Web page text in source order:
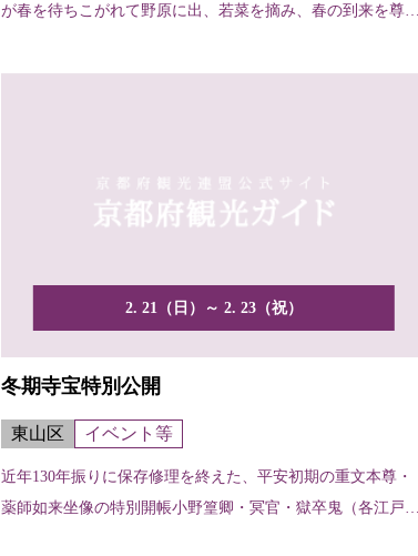
が春を待ちこがれて野原に出、若菜を摘み、春の到来を尊び
2. 21（日）～ 2. 23（祝）
冬期寺宝特別公開
東山区 イベント等
近年130年振りに保存修理を終えた、平安初期の重文本尊・
薬師如来坐像の特別開帳小野篁卿・冥官・獄卒鬼（各江戸時